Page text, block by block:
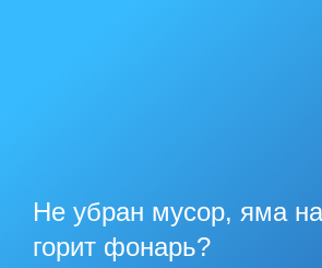
Не убран мусор, яма
горит фонарь?